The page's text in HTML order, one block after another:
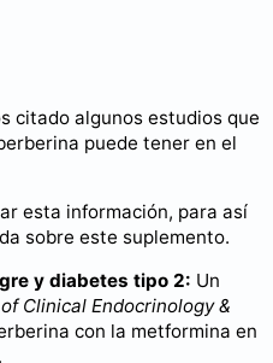
citado algunos estudios que
puede tener en el
esta información, para así
sobre este suplemento.
y diabetes tipo 2: Un
Clinical Endocrinology &
con la metformina en